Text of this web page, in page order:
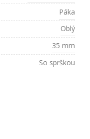
Páka
Oblý
35 mm
So sprškou